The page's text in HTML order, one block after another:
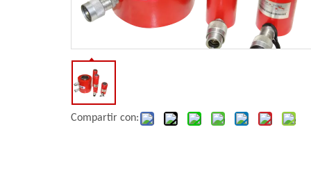
Compartir con: